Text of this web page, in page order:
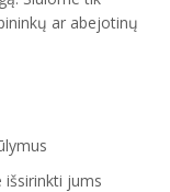
ar abejotinų
išsirinkti jums